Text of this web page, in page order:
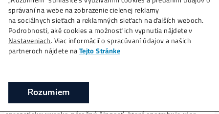
Domov ❯ Články ❯ Ťažba ❯ Ťažba Bitcoinu ako
armagedon?
30/01/2018 Dominik Džamba
Je naozaj ťažba Bitcoinu energetickou
Toto si nečakal !
„Rozumiem“ súhlasíte s využívaním cookies a predaním
správaní na webe na zobrazenie cielenej reklamy
na sociálnych sieťach a reklamných sieťach na ďalších
Podrobnosti, aké cookies a možnosť ich vypnutia nájdete v
Nastaveniach. Viac informácií o spracúvaní údajov a našich